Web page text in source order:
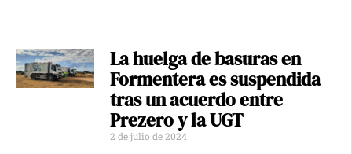
La huelga de basuras en
Formentera es suspendida
tras un acuerdo entre
Prezero y la UGT
2 de julio de 2024